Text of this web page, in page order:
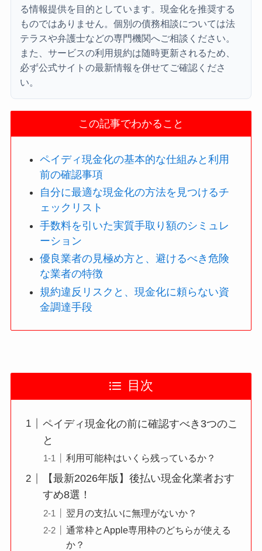
る情報提供を目的としています。現金化を推奨する
ものではありません。個別の債務相談については法
テラスや弁護士などの専門機関へご相談ください。
また、サービスの利用規約は随時更新されるため、
必ず公式サイトの最新情報を併せてご確認くださ
い。
この記事でわかること
ペイディ現金化の基本的な仕組みと利用
前の確認事項
自分に最適な現金化の方法を見つけるチ
ェックリスト
手数料を引いた実質手取り額のシミュレ
ーション
優良業者の見極め方と、避けるべき危険
な業者の特徴
規約違反リスクと、現金化に頼らない資
金調達手段
目次
ペイディ現金化の前に確認すべき3つのこ
と
利用可能枠はいくら残っているか？
【最新2026年版】後払い現金化業者おす
すめ8選！
翌月の支払いに無理がないか？
通常枠とApple専用枠のどちらが使える
か？